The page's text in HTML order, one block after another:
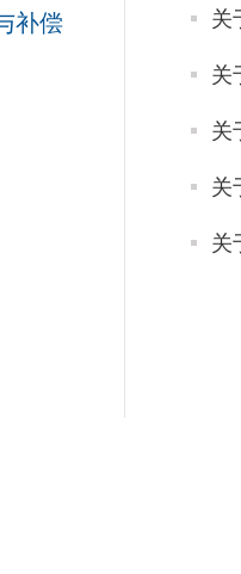
补偿 关
关
关
关
关